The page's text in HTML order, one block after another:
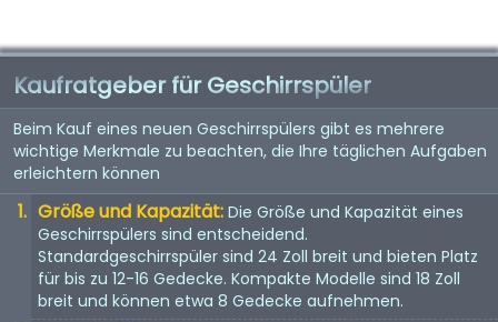
Kaufratgeber für Geschirrspüler
Beim Kauf eines neuen Geschirrspülers gibt es mehrere
wichtige Merkmale zu beachten, die Ihre täglichen Aufgaben
erleichtern können
Größe und Kapazität: Die Größe und Kapazität eines
Geschirrspülers sind entscheidend.
Standardgeschirrspüler sind 24 Zoll breit und bieten Platz
für bis zu 12-16 Gedecke. Kompakte Modelle sind 18 Zoll
breit und können etwa 8 Gedecke aufnehmen.